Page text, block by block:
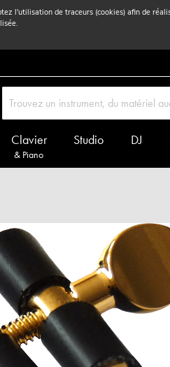
l'utilisation de traceurs (cookies) afin de
Clavier
& Piano
Studio DJ